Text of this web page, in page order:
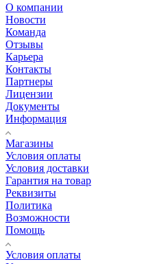
О компании
Новости
Команда
Отзывы
Карьера
Контакты
Партнеры
Лицензии
Документы
Информация
Магазины
Условия оплаты
Условия доставки
Гарантия на товар
Реквизиты
Политика
Возможности
Помощь
Условия оплаты